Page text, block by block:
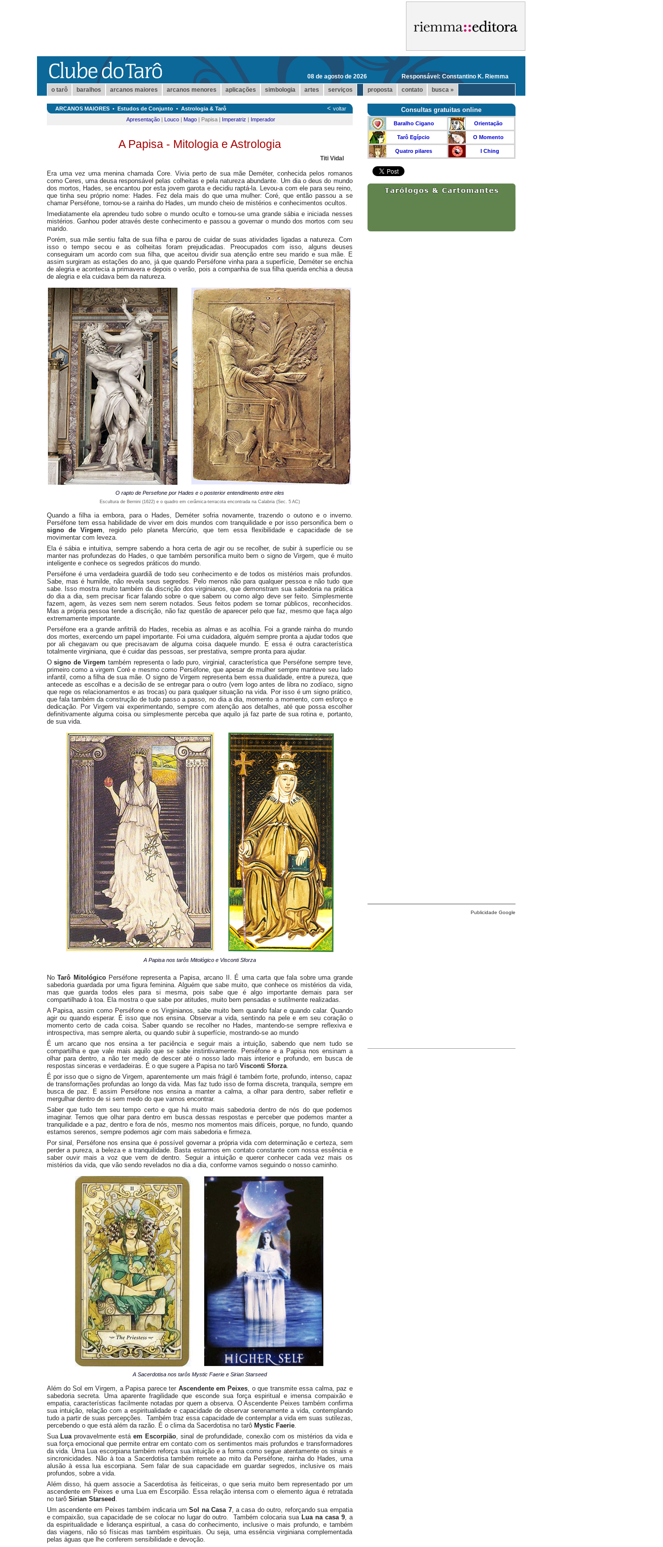
08 de agosto de 2026
Responsável: Constantino K. Riemma
o tarô
baralhos arcanos maiores arcanos menores aplicações simbologia artes serviços proposta contato busca »
ARCANOS MAIORES • Estudos de Conjunto • Astrologia & Tarô < voltar
Apresentação | Louco | Mago | Papisa | Imperatriz | Imperador
A Papisa - Mitologia e Astrologia
Titi Vidal
Era uma vez uma menina chamada Core. Vivia perto de sua mãe Deméter, conhecida pelos romanos
como Ceres, uma deusa responsável pelas colheitas e pela natureza abundante. Um dia o deus do mundo
dos mortos, Hades, se encantou por esta jovem garota e decidiu raptá-la. Levou-a com ele para seu reino,
que tinha seu próprio nome: Hades. Fez dela mais do que uma mulher: Coré, que então passou a se
chamar Perséfone, tornou-se a rainha do Hades, um mundo cheio de mistérios e conhecimentos ocultos.
Imediatamente ela aprendeu tudo sobre o mundo oculto e tornou-se uma grande sábia e iniciada nesses
mistérios. Ganhou poder através deste conhecimento e passou a governar o mundo dos mortos com seu
marido.
Porém, sua mãe sentiu falta de sua filha e parou de cuidar de suas atividades ligadas a natureza. Com
isso o tempo secou e as colheitas foram prejudicadas. Preocupados com isso, alguns deuses
conseguiram um acordo com sua filha, que aceitou dividir sua atenção entre seu marido e sua mãe. E
assim surgiram as estações do ano, já que quando Perséfone vinha para a superfície, Deméter se enchia
de alegria e acontecia a primavera e depois o verão, pois a companhia de sua filha querida enchia a deusa
de alegria e ela cuidava bem da natureza.
O rapto de Persefone por Hades e o posterior entendimento entre eles
Escultura de Bernini (1622) e o quadro em cerâmica-terracota encontrada na Calabria (Sec. 5 AC)
Quando a filha ia embora, para o Hades, Deméter sofria novamente, trazendo o outono e o inverno.
Perséfone tem essa habilidade de viver em dois mundos com tranquilidade e por isso personifica bem o
signo de Virgem, regido pelo planeta Mercúrio, que tem essa flexibilidade e capacidade de se
movimentar com leveza.
Ela é sábia e intuitiva, sempre sabendo a hora certa de agir ou se recolher, de subir à superfície ou se
manter nas profundezas do Hades, o que também personifica muito bem o signo de Virgem, que é muito
inteligente e conhece os segredos práticos do mundo.
Perséfone é uma verdadeira guardiã de todo seu conhecimento e de todos os mistérios mais profundos.
Sabe, mas é humilde, não revela seus segredos. Pelo menos não para qualquer pessoa e não tudo que
sabe. Isso mostra muito também da discrição dos virginianos, que demonstram sua sabedoria na prática
do dia a dia, sem precisar ficar falando sobre o que sabem ou como algo deve ser feito. Simplesmente
fazem, agem, às vezes sem nem serem notados. Seus feitos podem se tornar públicos, reconhecidos.
Mas a própria pessoa tende a discrição, não faz questão de aparecer pelo que faz, mesmo que faça algo
extremamente importante.
Perséfone era a grande anfitriã do Hades, recebia as almas e as acolhia. Foi a grande rainha do mundo
dos mortes, exercendo um papel importante. Foi uma cuidadora, alguém sempre pronta a ajudar todos que
por ali chegavam ou que precisavam de alguma coisa daquele mundo. E essa é outra característica
totalmente virginiana, que é cuidar das pessoas, ser prestativa, sempre pronta para ajudar.
Osigno de Virgem também representa o lado puro, virginial, característica que Perséfone sempre teve,
primeiro como a virgem Coré e mesmo como Perséfone, que apesar de mulher sempre manteve seu lado
infantil, como a filha de sua mãe. O signo de Virgem representa bem essa dualidade, entre a pureza, que
antecede as escolhas e a decisão de se entregar para o outro (vem logo antes de libra no zodíaco, signo
que rege os relacionamentos e as trocas) ou para qualquer situação na vida. Por isso é um signo prático,
que fala também da construção de tudo passo a passo, no dia a dia, momento a momento, com esforço e
dedicação. Por Virgem vai experimentando, sempre com atenção aos detalhes, até que possa escolher
definitivamente alguma coisa ou simplesmente perceba que aquilo já faz parte de sua rotina e, portanto,
de sua vida.
A Papisa nos tarôs Mitológico e Visconti Sforza
No Tarô MitológicoPerséfone representa a Papisa, arcano II. É uma carta que fala sobre uma grande
sabedoria guardada por uma figura feminina. Alguém que sabe muito, que conhece os mistérios da vida,
mas que guarda todos eles para si mesma, pois sabe que é algo importante demais para ser
compartilhado à toa. Ela mostra o que sabe por atitudes, muito bem pensadas e sutilmente realizadas.
A Papisa, assim como Perséfone e os Virginianos, sabe muito bem quando falar e quando calar. Quando
agir ou quando esperar. É isso que nos ensina. Observar a vida, sentindo na pele e em seu coração o
momento certo de cada coisa. Saber quando se recolher no Hades, mantendo-se sempre reflexiva e
introspectiva, mas sempre alerta, ou quando subir à superfície, mostrando-se ao mundo
É um arcano que nos ensina a ter paciência e seguir mais a intuição, sabendo que nem tudo se
compartilha e que vale mais aquilo que se sabe instintivamente. Perséfone e a Papisa nos ensinam a
olhar para dentro, a não ter medo de descer até o nosso lado mais interior e profundo, em busca de
respostas sinceras e verdadeiras. É o que sugere a Papisa no tarô Visconti Sforza.
É por isso que o signo de Virgem, aparentemente um mais frágil é também forte, profundo, intenso, capaz
de transformações profundas ao longo da vida. Mas faz tudo isso de forma discreta, tranquila, sempre em
busca de paz. E assim Perséfone nos ensina a manter a calma, a olhar para dentro, saber refletir e
mergulhar dentro de si sem medo do que vamos encontrar.
Saber que tudo tem seu tempo certo e que há muito mais sabedoria dentro de nós do que podemos
imaginar. Temos que olhar para dentro em busca dessas respostas e perceber que podemos manter a
tranquilidade e a paz, dentro e fora de nós, mesmo nos momentos mais difíceis, porque, no fundo, quando
estamos serenos, sempre podemos agir com mais sabedoria e firmeza.
Por sinal, Perséfone nos ensina que é possível governar a própria vida com determinação e certeza, sem
perder a pureza, a beleza e a tranquilidade. Basta estarmos em contato constante com nossa essência e
saber ouvir mais a voz que vem de dentro. Seguir a intuição e querer conhecer cada vez mais os
mistérios da vida, que vão sendo revelados no dia a dia, conforme vamos seguindo o nosso caminho.
A Sacerdotisa nos tarôs Mystic Faerie e Sirian Starseed
Além do Sol em Virgem, a Papisa parece ter Ascendente em Peixes, o que transmite essa calma, paz e
sabedoria secreta. Uma aparente fragilidade que esconde sua força espiritual e imensa compaixão e
empatia, características facilmente notadas por quem a observa. O Ascendente Peixes também confirma
sua intuição, relação com a espiritualidade e capacidade de observar serenamente a vida, contemplando
tudo a partir de suas percepções. Também traz essa capacidade de contemplar a vida em suas sutilezas,
percebendo o que está além da razão. É o clima da Sacerdotisa no tarô Mystic Faerie.
Sua Luaprovavelmente está em Escorpião, sinal de profundidade, conexão com os mistérios da vida e
sua força emocional que permite entrar em contato com os sentimentos mais profundos e transformadores
da vida. Uma Lua escorpiana também reforça sua intuição e a forma como segue atentamente os sinais e
sincronicidades. Não à toa a Sacerdotisa também remete ao mito da Perséfone, rainha do Hades, uma
alusão à essa lua escorpiana. Sem falar de sua capacidade em guardar segredos, inclusive os mais
profundos, sobre a vida.
Além disso, há quem associe a Sacerdotisa às feiticeiras, o que seria muito bem representado por um
ascendente em Peixes e uma Lua em Escorpião. Essa relação intensa com o elemento água é retratada
no tarô Sirian Starseed .
Um ascendente em Peixes também indicaria umSol na Casa 7, a casa do outro, reforçando sua empatia
e compaixão, sua capacidade de se colocar no lugar do outro. Também colocaria sua Lua na casa 9, a
da espiritualidade e liderança espiritual, a casa do conhecimento, inclusive o mais profundo, e também
das viagens, não só físicas mas também espirituais. Ou seja, uma essência virginiana complementada
pelas águas que lhe conferem sensibilidade e devoção.
Consultas gratuitas online
Baralho Cigano
Tarô Egípcio
Quatro pilares
Orientação
O Momento
I Ching
Publicidade Google